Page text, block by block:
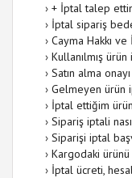
› + İptal talep
› İptal sipariş
› Cayma Hakkı
› Kullanılmış ürün
› Satın alma
› Gelmeyen ürün
› İptal ettiğim
› Sipariş iptali
› Siparişi iptal
› Kargodaki
› İptal ücreti,